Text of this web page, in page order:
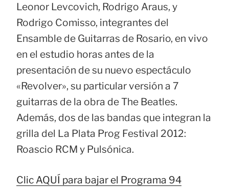
Leonor Levcovich, Rodrigo Araus, y
Rodrigo Comisso, integrantes del
Ensamble de Guitarras de Rosario, en vivo
en el estudio horas antes de la
presentación de su nuevo espectáculo
«Revolver», su particular versión a 7
guitarras de la obra de The Beatles.
Además, dos de las bandas que integran la
grilla del La Plata Prog Festival 2012:
Roascio RCM y Pulsónica.
Clic AQUÍ para bajar el Programa 94